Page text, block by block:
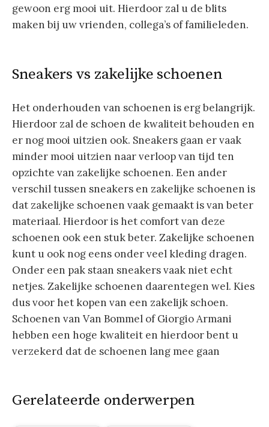
gewoon erg mooi uit. Hierdoor zal u de blits
maken bij uw vrienden, collega’s of familieleden.
Sneakers vs zakelijke schoenen
Het onderhouden van schoenen is erg belangrijk.
Hierdoor zal de schoen de kwaliteit behouden en
er nog mooi uitzien ook. Sneakers gaan er vaak
minder mooi uitzien naar verloop van tijd ten
opzichte van zakelijke schoenen. Een ander
verschil tussen sneakers en zakelijke schoenen is
dat zakelijke schoenen vaak gemaakt is van beter
materiaal. Hierdoor is het comfort van deze
schoenen ook een stuk beter. Zakelijke schoenen
kunt u ook nog eens onder veel kleding dragen.
Onder een pak staan sneakers vaak niet echt
netjes. Zakelijke schoenen daarentegen wel. Kies
dus voor het kopen van een zakelijk schoen.
Schoenen van Van Bommel of Giorgio Armani
hebben een hoge kwaliteit en hierdoor bent u
verzekerd dat de schoenen lang mee gaan
Gerelateerde onderwerpen